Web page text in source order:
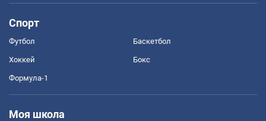
Спорт
Футбол Баскетбол
Хоккей Бокс
Формула-1
Моя школа